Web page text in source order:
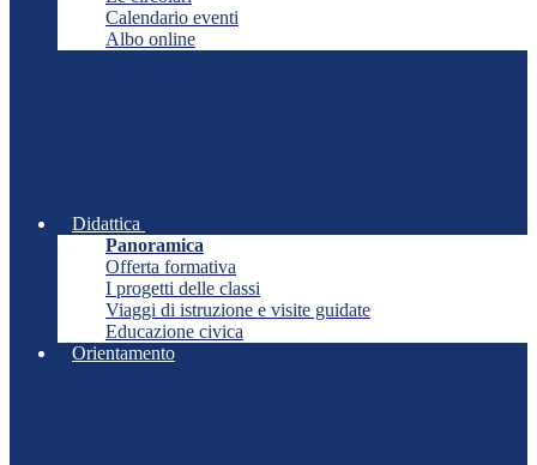
Calendario eventi
Albo online
Didattica
Panoramica
Offerta formativa
I progetti delle classi
Viaggi di istruzione e visite guidate
Educazione civica
Orientamento